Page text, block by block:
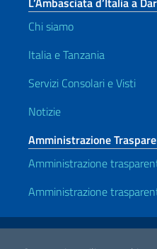
Chi siamo
Italia e Tanzania
Servizi Consolari e Visti
Notizie
Amministrazione
Amministrazione
Amministrazione
Link Utili